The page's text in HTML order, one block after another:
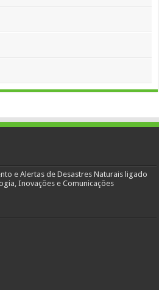
e Alertas de Desastres Naturais ligado
Inovações e Comunicações